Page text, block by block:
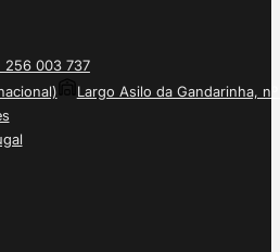
256 003 737
Largo Asilo da Gandarinha, nº